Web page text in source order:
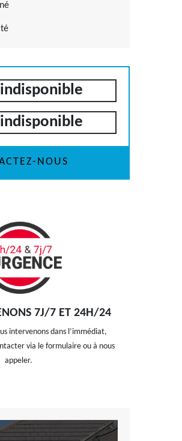
indisponible
indisponible
NOUS
7J/7 ET 24H/24
intervenons dans l’immédiat,
via le formulaire ou à nous
appeler.